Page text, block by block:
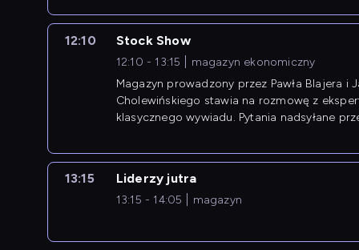
12:10 Stock Show
12:10 - 13:15
magazyn ekonomiczny
Magazyn prowadzony przez Pawła Blajera i
Cholewińskiego stawia na rozmowę z
klasycznego wywiadu. Pytania nadsyłane
13:15 Liderzy jutra
13:15 - 14:05 magazyn